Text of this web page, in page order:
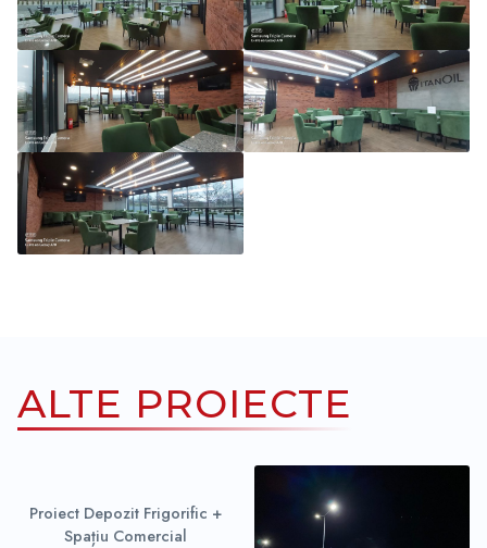
ALTE PROIECTE
Proiect Depozit Frigorific +
Spațiu Comercial